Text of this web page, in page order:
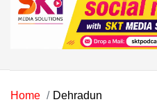
Home Dehradun